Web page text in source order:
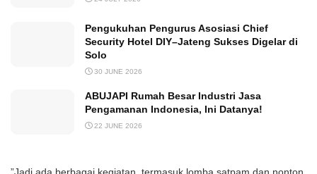
Pengukuhan Pengurus Asosiasi Chief
Security Hotel DIY–Jateng Sukses Digelar di
Solo
30 JUNE 2026
ABUJAPI Rumah Besar Industri Jasa
Pengamanan Indonesia, Ini Datanya!
22 JUNE 2026